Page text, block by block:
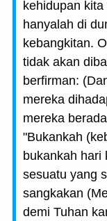
kehidupan
hanyalah di
kebangkitan.
tidak akan
berfirman:
mereka
mereka
"Bukankah
bukankah hari
sesuatu yang
sangkakan
demi Tuhan